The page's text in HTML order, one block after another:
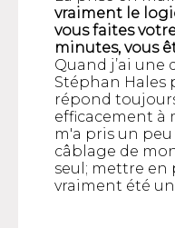
vraiment le
vous faites
minutes, vous
Quand j’ai une
Stéphan Hales
répond
efficacement à
m'a pris un
câblage de
seul; mettre en
vraiment été